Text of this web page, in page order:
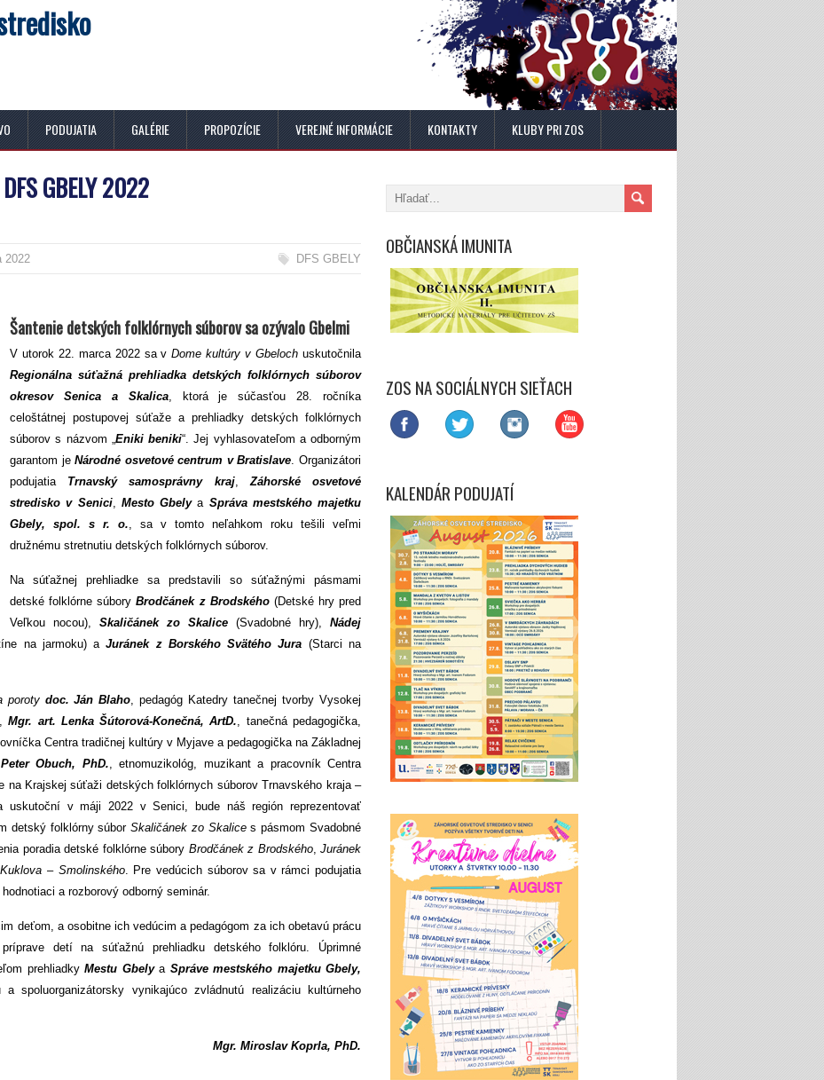
PODUJATIA GALÉRIE PROPOZÍCIE VEREJNÉ INFORMÁCIE KONTAKTY KLUBY PRI ZOS
DFS GBELY 2022
2022 DFS GBELY
Šantenie detských folklórnych súborov sa ozývalo Gbelmi
V utorok 22. marca 2022 sa vDome kultúry v Gbeloch uskutočnila
Regionálna súťažná prehliadka detských folklórnych súborov
okresov Senica a Skalica, ktorá je súčasťou 28. ročníka
celoštátnej postupovej súťaže a prehliadky detských folklórnych
súborov s názvom „Eniki beniki“. Jej vyhlasovateľom a odborným
garantom jeNárodné osvetové centrum v Bratislave. Organizátori
podujatia Trnavský samosprávny kraj,Záhorské osvetové
stredisko v Senici, Mesto Gbelya Správa mestského majetku
Gbely, spol. s r. o., sa v tomto neľahkom roku tešili veľmi
družnému stretnutiu detských folklórnych súborov.
Na súťažnej prehliadke sa predstavili so súťažnými pásmami
detské folklórne súboryBrodčánek z Brodského(Detské hry pred
Veľkou nocou), Skaličánek zo Skalice (Svadobné hry), Nádej
na jarmoku) aJuránek z Borského Svätého Jura (Starci na
poroty doc. Ján Blaho, pedagóg Katedry tanečnej tvorby Vysokej
Mgr. art. Lenka Šútorová-Konečná, ArtD., tanečná pedagogička,
Centra tradičnej kultúry v Myjave a pedagogička na Základnej
Obuch, PhD., etnomuzikológ, muzikant a pracovník Centra
na Krajskej súťaži detských folklórnych súborov Trnavského kraja –
uskutoční v máji 2022 v Senici, bude náš región reprezentovať
detský folklórny súborSkaličánek zo Skalices pásmom Svadobné
poradia detské folklórne súbory Brodčánek z Brodského, Juránek
– Smolinského. Pre vedúcich súborov sa v rámci podujatia
a rozborový odborný seminár.
deťom, a osobitne ich vedúcim a pedagógom za ich obetavú prácu
detí na súťažnú prehliadku detského folklóru. Úprimné
prehliadkyMestu Gbelya Správe mestského majetku Gbely,
spoluorganizátorsky vynikajúco zvládnutú realizáciu kultúrneho
Mgr. Miroslav Koprla, PhD.
OBČIANSKÁ IMUNITA
ZOS NA SOCIÁLNYCH SIEŤACH
KALENDÁR PODUJATÍ